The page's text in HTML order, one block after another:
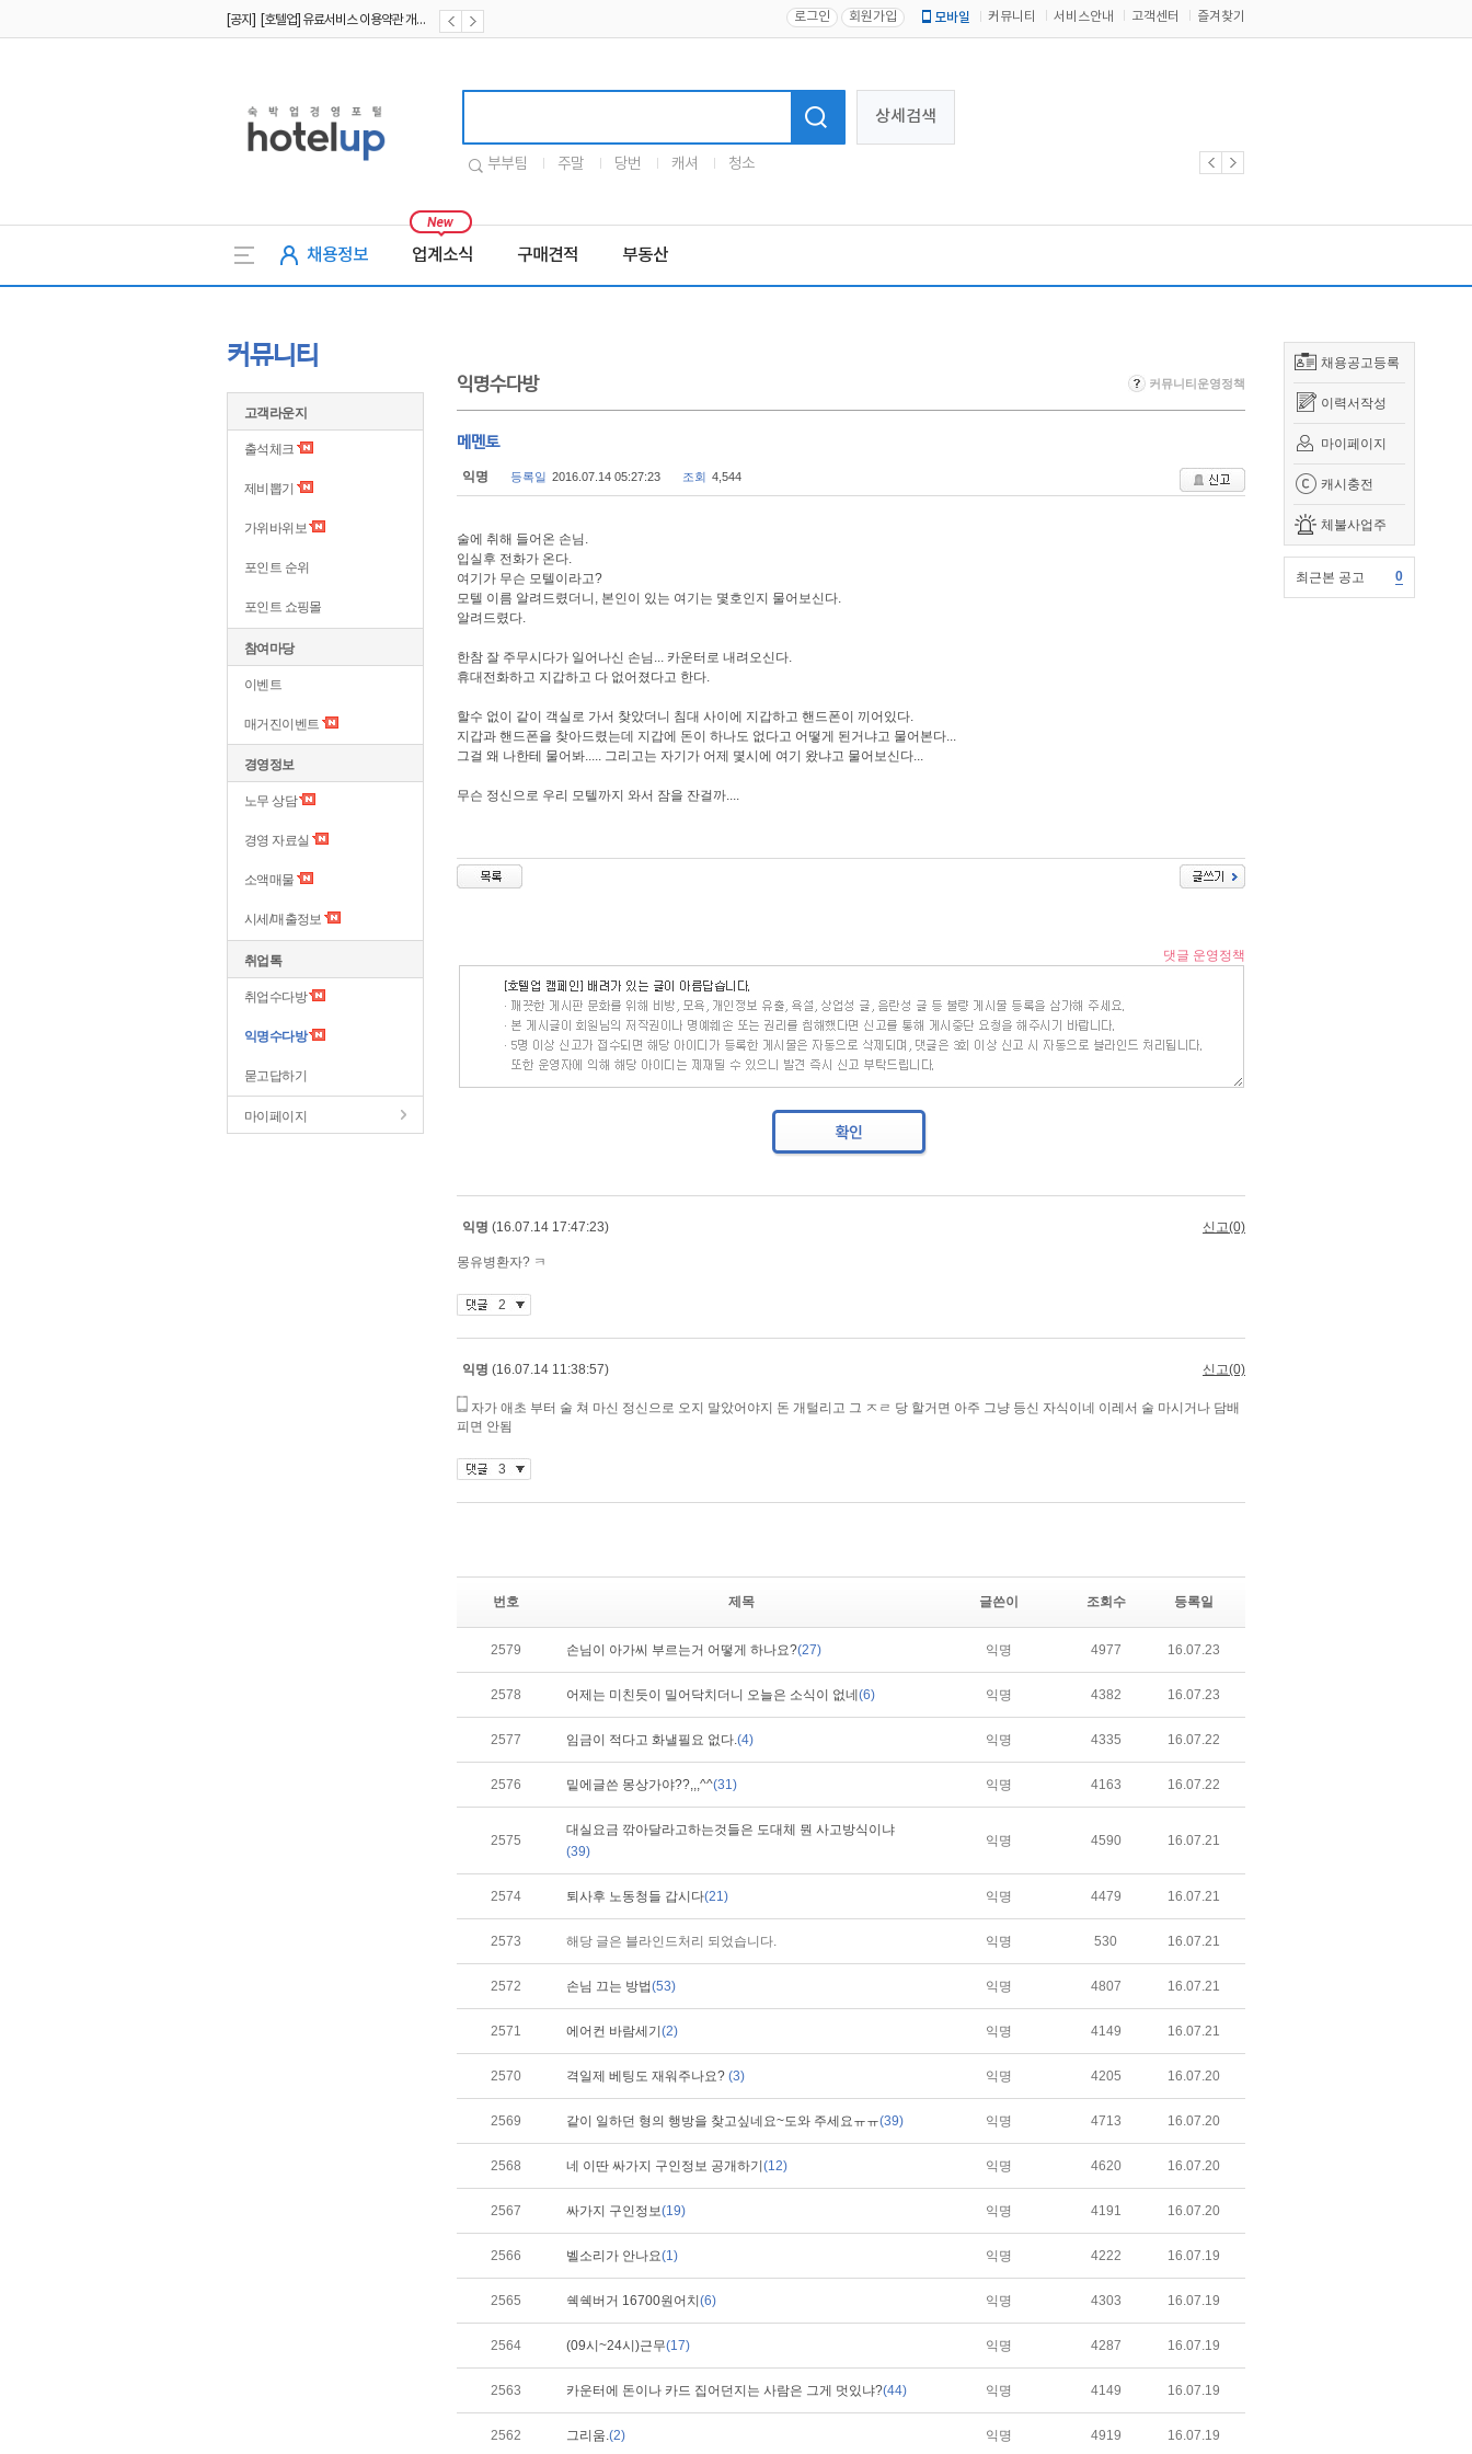
[공지] [호텔업] 유료서비스 이용약관 개정본2 (19.09.02) 로그인 회원가입 모바일 커뮤니티 서비스안내 고객센터 즐겨찾기
상세검색
부부팀 주말 당번 캐셔 청소
채용정보 업계소식 구매견적 부동산
채용공고등록
이력서작성
마이페이지
캐시충전
체불사업주
최근본 공고 0
커뮤니티
고객라운지
출석체크
제비뽑기
가위바위보
포인트 순위
포인트 쇼핑몰
참여마당
이벤트
매거진이벤트
경영정보
노무 상담
경영 자료실
소액매물
시세/매출정보
취업톡
취업수다방
익명수다방
묻고답하기
마이페이지
익명수다방 커뮤니티운영정책
메멘토
익명 등록일 2016.07.14 05:27:23 조회 4,544
술에 취해 들어온 손님.
입실후 전화가 온다.
여기가 무슨 모텔이라고?
모텔 이름 알려드렸더니, 본인이 있는 여기는 몇호인지 물어보신다.
알려드렸다.
한참 잘 주무시다가 일어나신 손님... 카운터로 내려오신다.
휴대전화하고 지갑하고 다 없어졌다고 한다.
할수 없이 같이 객실로 가서 찾았더니 침대 사이에 지갑하고 핸드폰이 끼어있다.
지갑과 핸드폰을 찾아드렸는데 지갑에 돈이 하나도 없다고 어떻게 된거냐고 물어본다...
그걸 왜 나한테 물어봐..... 그리고는 자기가 어제 몇시에 여기 왔냐고 물어보신다...
무슨 정신으로 우리 모텔까지 와서 잠을 잔걸까....
번호 제목 글쓴이 조회수 등록일
2579 손님이 아가씨 부르는거 어떻게 하나요?(27) 익명 4977 16.07.23
2578 어제는 미친듯이 밀어닥치더니 오늘은 소식이 없네 (6) 익명 4382 16.07.23
2577 임금이 적다고 화낼필요 없다.(4) 익명 4335 16.07.22
2576 밑에글쓴 몽상가야??,,,^^(31) 익명 4163 16.07.22
2575
대실요금 깎아달라고하는것들은 도대체 뭔 사고방식이냐
(39)
익명 4590 16.07.21
2574 퇴사후 노동청들 갑시다(21) 익명 4479 16.07.21
2573 해당 글은 블라인드처리 되었습니다. 익명 530 16.07.21
2572 손님 끄는 방법(53) 익명 4807 16.07.21
2571 에어컨 바람세기 (2) 익명 4149 16.07.21
2570 격일제 베팅도 재워주나요? (3) 익명 4205 16.07.20
2569 같이 일하던 형의 행방을 찾고싶네요~도와 주세요ㅠㅠ(39) 익명 4713 16.07.20
2568 네 이딴 싸가지 구인정보 공개하기 (12) 익명 4620 16.07.20
2567 싸가지 구인정보(19) 익명 4191 16.07.20
2566 벨소리가 안나요(1) 익명 4222 16.07.19
2565 쉑쉑버거 16700원어치 (6) 익명 4303 16.07.19
2564 (09시~24시)근무(17) 익명 4287 16.07.19
2563 카운터에 돈이나 카드 집어던지는 사람은 그게 멋있냐?(44) 익명 4149 16.07.19
2562 그리움.(2) 익명 4919 16.07.19